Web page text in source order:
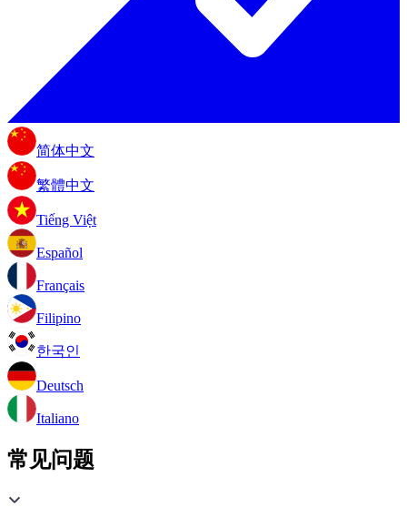
简体中文
繁體中文
Tiếng Việt
Español
Français
Filipino
한국인
Deutsch
Italiano
常见问题